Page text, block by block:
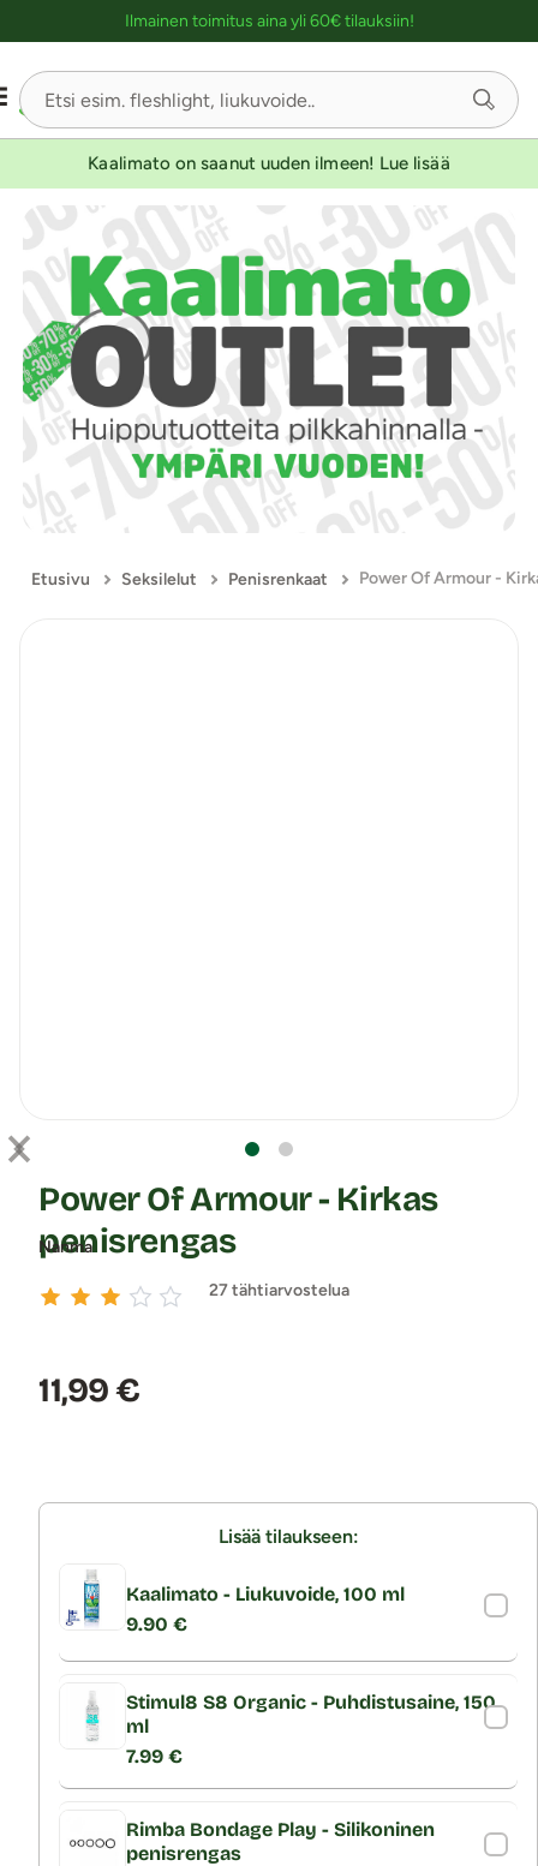
Ilmainen toimitus aina yli 60€ tilauksiin!
Kaalimato on saanut uuden ilmeen! Lue lisää
Etusivu Seksilelut Penisrenkaat
Nanma
Power Of Armour - Kirkas
penisrengas
27 tähtiarvostelua
Hinta:
11,99 €
Lisää tilaukseen:
Kaalimato - Liukuvoide, 100 ml
9.90 €
Stimul8 S8 Organic - Puhdistusaine, 150
ml
7.99 €
Rimba Bondage Play - Silikoninen
penisrengas